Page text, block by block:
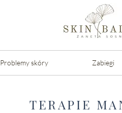
Problemy skóry Zabiegi
TERAPIE